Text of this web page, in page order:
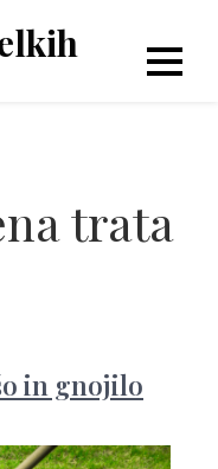
trata
in gnojilo